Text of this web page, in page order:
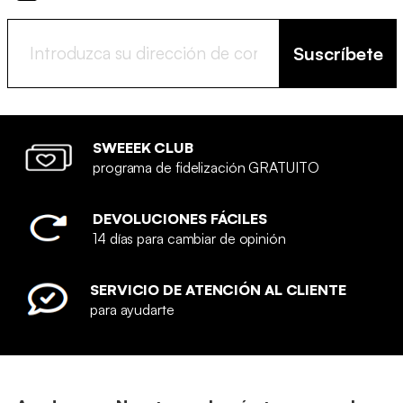
Suscríbete
SWEEEK CLUB
programa de fidelización GRATUITO
DEVOLUCIONES FÁCILES
14 días para cambiar de opinión
SERVICIO DE ATENCIÓN AL CLIENTE
para ayudarte